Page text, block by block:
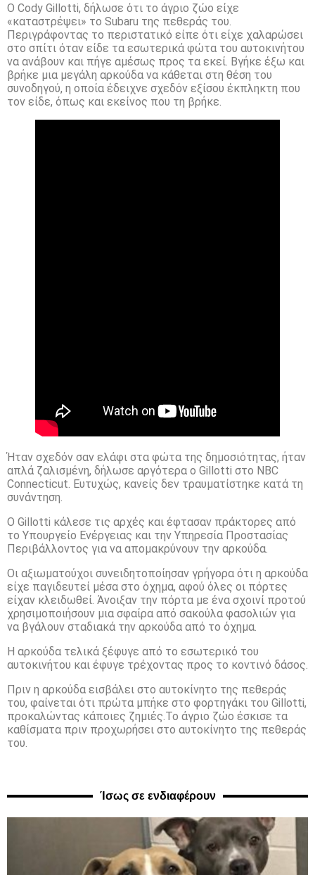
Ο Cody Gillotti, δήλωσε ότι το άγριο ζώο είχε
«καταστρέψει» το Subaru της πεθεράς του.
Περιγράφοντας το περιστατικό είπε ότι είχε χαλαρώσει
στο σπίτι όταν είδε τα εσωτερικά φώτα του αυτοκινήτου
να ανάβουν και πήγε αμέσως προς τα εκεί. Βγήκε έξω και
βρήκε μια μεγάλη αρκούδα να κάθεται στη θέση του
συνοδηγού, η οποία έδειχνε σχεδόν εξίσου έκπληκτη που
τον είδε, όπως και εκείνος που τη βρήκε.
Ήταν σχεδόν σαν ελάφι στα φώτα της δημοσιότητας, ήταν
απλά ζαλισμένη, δήλωσε αργότερα ο Gillotti στο NBC
Connecticut. Ευτυχώς, κανείς δεν τραυματίστηκε κατά τη
συνάντηση.
Ο Gillotti κάλεσε τις αρχές και έφτασαν πράκτορες από
το Υπουργείο Ενέργειας και την Υπηρεσία Προστασίας
Περιβάλλοντος για να απομακρύνουν την αρκούδα.
Οι αξιωματούχοι συνειδητοποίησαν γρήγορα ότι η αρκούδα
είχε παγιδευτεί μέσα στο όχημα, αφού όλες οι πόρτες
είχαν κλειδωθεί. Άνοιξαν την πόρτα με ένα σχοινί προτού
χρησιμοποιήσουν μια σφαίρα από σακούλα φασολιών για
να βγάλουν σταδιακά την αρκούδα από το όχημα.
Η αρκούδα τελικά ξέφυγε από το εσωτερικό του
αυτοκινήτου και έφυγε τρέχοντας προς το κοντινό δάσος.
Πριν η αρκούδα εισβάλει στο αυτοκίνητο της πεθεράς
του, φαίνεται ότι πρώτα μπήκε στο φορτηγάκι του Gillotti,
προκαλώντας κάποιες ζημιές.Το άγριο ζώο έσκισε τα
καθίσματα πριν προχωρήσει στο αυτοκίνητο της πεθεράς
του.
Ίσως σε ενδιαφέρουν